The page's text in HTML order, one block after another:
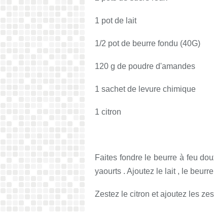
1 pot de lait
1/2 pot de beurre fondu (40G)
120 g de poudre d'amandes
1 sachet de levure chimique
1 citron
Faites fondre le beurre à feu
yaourts . Ajoutez le lait , le
Zestez le citron et ajoutez les